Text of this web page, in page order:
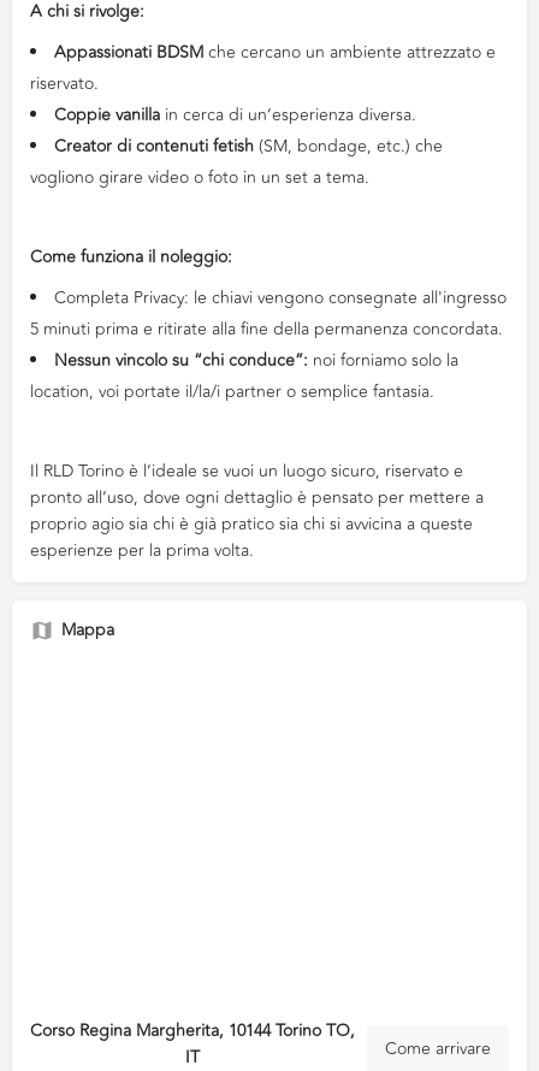
A chi si rivolge:
Appassionati BDSMche cercano un ambiente attrezzato e
riservato.
Coppie vanilla in cerca di un’esperienza diversa.
Creator di contenuti fetish(SM, bondage, etc.) che
vogliono girare video o foto in un set a tema.
Come funziona il noleggio:
Completa Privacy: le chiavi vengono consegnate all'ingresso
5 minuti prima e ritirate alla fine della permanenza concordata.
Nessun vincolo su “chi conduce”: noi forniamo solo la
location, voi portate il/la/i partner o semplice fantasia.
Il RLD Torino è l’ideale se vuoi un luogo sicuro, riservato e
pronto all’uso, dove ogni dettaglio è pensato per mettere a
proprio agio sia chi è già pratico sia chi si avvicina a queste
esperienze per la prima volta.
Mappa
Corso Regina Margherita, 10144 Torino TO,
IT
Come arrivare